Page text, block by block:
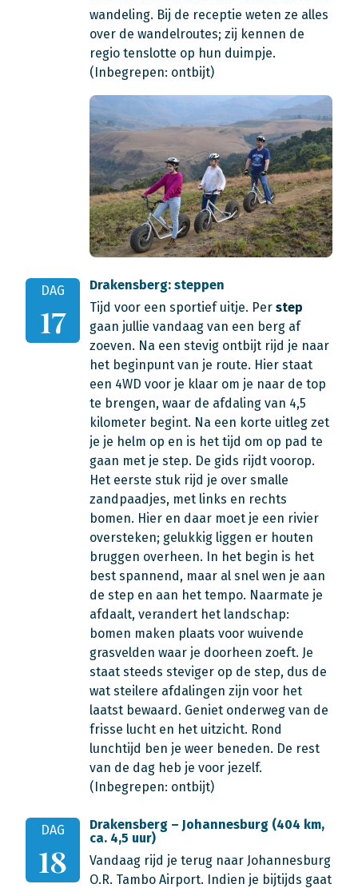
wandeling. Bij de receptie weten ze alles
over de wandelroutes; zij kennen de
regio tenslotte op hun duimpje.
(Inbegrepen: ontbijt)
DAG
17
Drakensberg: steppen
Tijd voor een sportief uitje. Per step
gaan jullie vandaag van een berg af
zoeven. Na een stevig ontbijt rijd je naar
het beginpunt van je route. Hier staat
een 4WD voor je klaar om je naar de top
te brengen, waar de afdaling van 4,5
kilometer begint. Na een korte uitleg zet
je je helm op en is het tijd om op pad te
gaan met je step. De gids rijdt voorop.
Het eerste stuk rijd je over smalle
zandpaadjes, met links en rechts
bomen. Hier en daar moet je een rivier
oversteken; gelukkig liggen er houten
bruggen overheen. In het begin is het
best spannend, maar al snel wen je aan
de step en aan het tempo. Naarmate je
afdaalt, verandert het landschap:
bomen maken plaats voor wuivende
grasvelden waar je doorheen zoeft. Je
staat steeds steviger op de step, dus de
wat steilere afdalingen zijn voor het
laatst bewaard. Geniet onderweg van de
frisse lucht en het uitzicht. Rond
lunchtijd ben je weer beneden. De rest
van de dag heb je voor jezelf.
(Inbegrepen: ontbijt)
DAG
18
Drakensberg – Johannesburg (404 km,
ca. 4,5 uur)
Vandaag rijd je terug naar Johannesburg
O.R. Tambo Airport. Indien je bijtijds gaat